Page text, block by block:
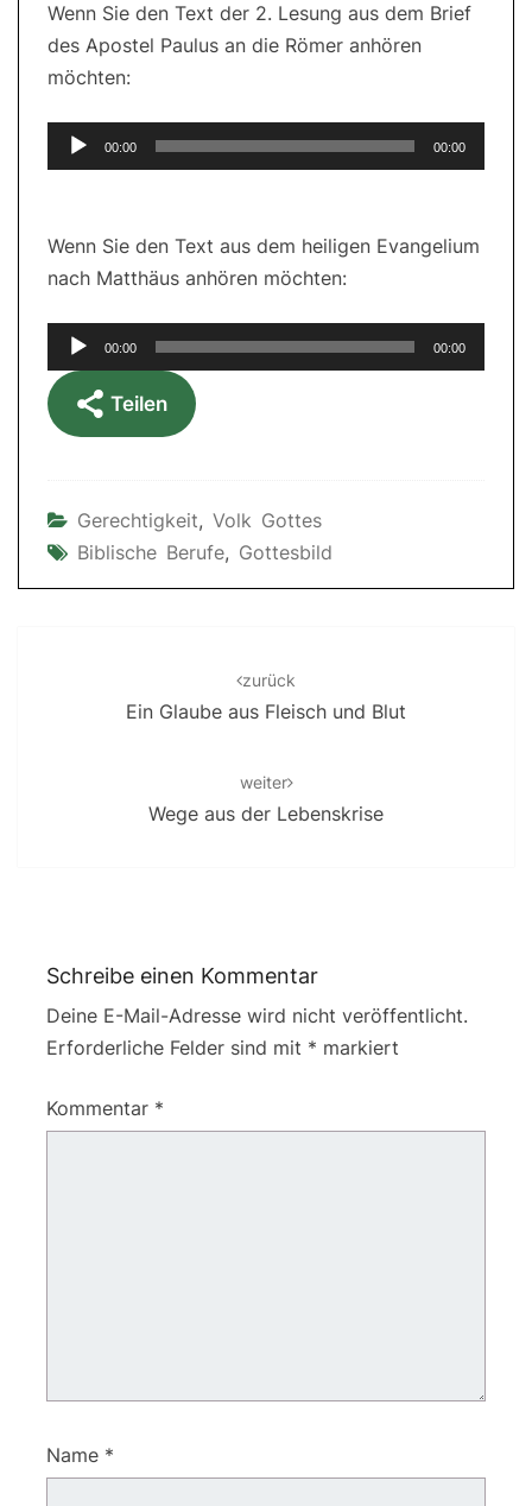
Wenn Sie den Text der 2. Lesung aus dem Brief
des Apostel Paulus an die Römer anhören
möchten:
Audio-
Player
00:00 00:00
Wenn Sie den Text aus dem heiligen Evangelium
nach Matthäus anhören möchten:
Audio-
Player
00:00 00:00
Teilen
Gerechtigkeit, Volk Gottes
Biblische Berufe, Gottesbild
zurück
Ein Glaube aus Fleisch und Blut
weiter
Wege aus der Lebenskrise
Schreibe einen Kommentar
Deine E-Mail-Adresse wird nicht veröffentlicht.
Erforderliche Felder sind mit * markiert
Kommentar *
Name *